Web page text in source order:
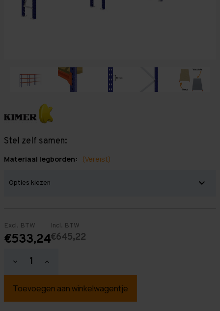
Stel zelf samen:
Materiaal legborden: (Vereist)
Excl. BTW
€533,24
Incl. BTW
€645,22
Hoeveelheid
verlagen
Grootvakstelling
mm
Hoeveelheid
verhogen
Grootvakstelling
mm